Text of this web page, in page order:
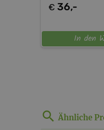
€ 36,-
In den
Ähnliche